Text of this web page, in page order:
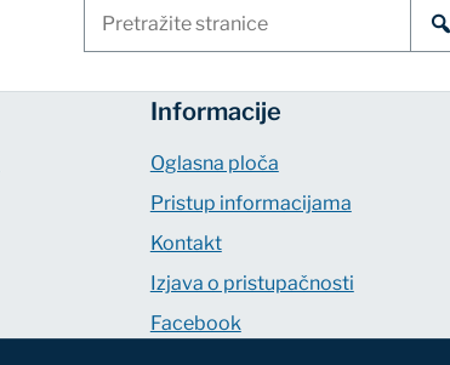
Informacije
Oglasna ploča
Pristup informacijama
Kontakt
Izjava o pristupačnosti
Facebook